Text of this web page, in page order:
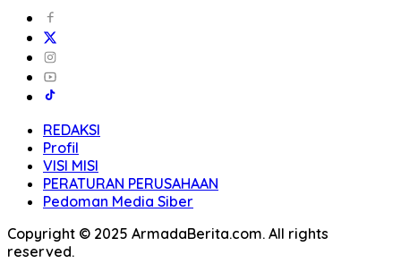
REDAKSI
Profil
VISI MISI
PERATURAN PERUSAHAAN
Pedoman Media Siber
Copyright © 2025 ArmadaBerita.com. All rights
reserved.